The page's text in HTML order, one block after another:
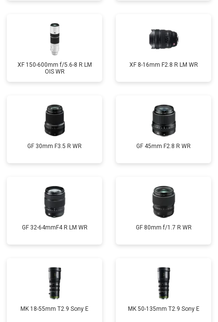
XF 150-600mm f/5.6-8 R LM
OIS WR
XF 8-16mm F2.8 R LM WR
GF 30mm F3.5 R WR GF 45mm F2.8 R WR
GF 32-64mmF4 R LM WR GF 80mm f/1.7 R WR
MK 18-55mm T2.9 Sony E MK 50-135mm T2.9 Sony E